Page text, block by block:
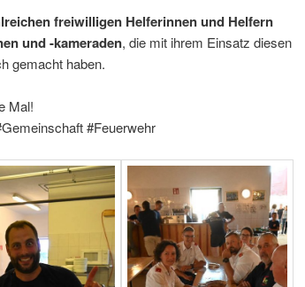
freiwilligen Helferinnen und Helfern
und -kameraden, die mit ihrem Einsatz diesen
gemacht haben.
Mal!
#Feuerwehr